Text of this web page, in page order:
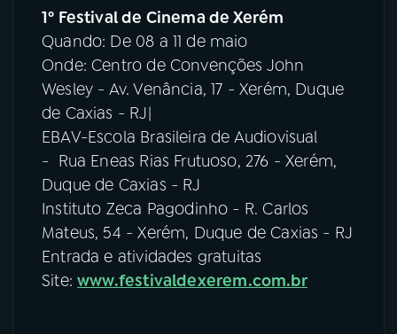
1º Festival de Cinema de Xerém
Quando: De 08 a 11 de maio
Onde: Centro de Convenções John
Wesley - Av. Venância, 17 - Xerém, Duque
de Caxias - RJ|
EBAV-Escola Brasileira de Audiovisual
- Rua Eneas Rias Frutuoso, 276 - Xerém,
Duque de Caxias - RJ
Instituto Zeca Pagodinho - R. Carlos
Mateus, 54 - Xerém, Duque de Caxias - RJ
Entrada e atividades gratuitas
Site:www.festivaldexerem.com.br